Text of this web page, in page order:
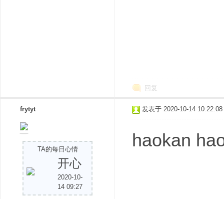
回复
frytyt
TA的每日心情
开心
2020-10-
14 09:27
发表于 2020-10-14 10:22:08
haokan